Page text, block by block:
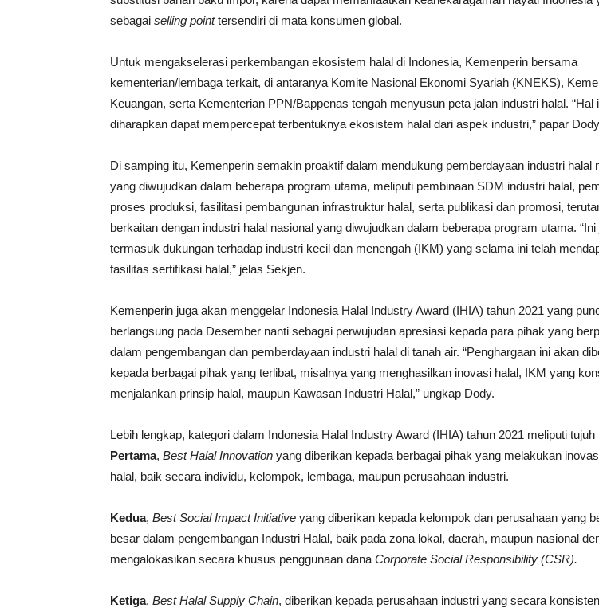
sebagai selling pointtersendiri di mata konsumen global.
Untuk mengakselerasi perkembangan ekosistem halal di Indonesia, Kemenperin bersama
kementerian/lembaga terkait, di antaranya Komite Nasional Ekonomi Syariah (KNEKS),
Keuangan, serta Kementerian PPN/Bappenas tengah menyusun peta jalan industri halal. “Hal
diharapkan dapat mempercepat terbentuknya ekosistem halal dari aspek industri,” papar
Di samping itu, Kemenperin semakin proaktif dalam mendukung pemberdayaan industri halal
yang diwujudkan dalam beberapa program utama, meliputi pembinaan SDM industri halal,
proses produksi, fasilitasi pembangunan infrastruktur halal, serta publikasi dan promosi,
berkaitan dengan industri halal nasional yang diwujudkan dalam beberapa program utama. “Ini
termasuk dukungan terhadap industri kecil dan menengah (IKM) yang selama ini telah
fasilitas sertifikasi halal,” jelas Sekjen.
Kemenperin juga akan menggelar Indonesia Halal Industry Award (IHIA) tahun 2021 yang
berlangsung pada Desember nanti sebagai perwujudan apresiasi kepada para pihak yang
dalam pengembangan dan pemberdayaan industri halal di tanah air. “Penghargaan ini akan
kepada berbagai pihak yang terlibat, misalnya yang menghasilkan inovasi halal, IKM yang
menjalankan prinsip halal, maupun Kawasan Industri Halal,” ungkap Dody.
Lebih lengkap, kategori dalam Indonesia Halal Industry Award (IHIA) tahun 2021 meliputi tujuh
Pertama, Best Halal Innovation yang diberikan kepada berbagai pihak yang melakukan
halal, baik secara individu, kelompok, lembaga, maupun perusahaan industri.
Kedua, Best Social Impact Initiative yang diberikan kepada kelompok dan perusahaan yang
besar dalam pengembangan Industri Halal, baik pada zona lokal, daerah, maupun nasional
mengalokasikan secara khusus penggunaan dana Corporate Social Responsibility (CSR).
Ketiga, Best Halal Supply Chain, diberikan kepada perusahaan industri yang secara